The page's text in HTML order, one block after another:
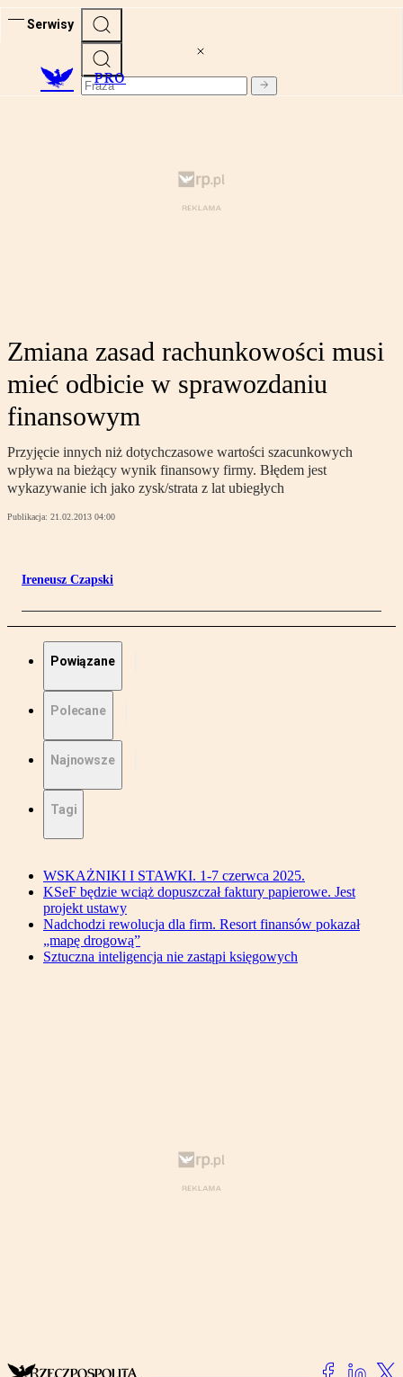
Serwisy
PRO
Zmiana zasad rachunkowości musi
mieć odbicie w sprawozdaniu
finansowym
Przyjęcie innych niż dotychczasowe wartości szacunkowych
wpływa na bieżący wynik finansowy firmy. Błędem jest
wykazywanie ich jako zysk/strata z lat ubiegłych
Publikacja: 21.02.2013 04:00
Ireneusz Czapski
Powiązane
Polecane
Najnowsze
Tagi
WSKAŻNIKI I STAWKI. 1-7 czerwca 2025.
KSeF będzie wciąż dopuszczał faktury papierowe. Jest
projekt ustawy
Nadchodzi rewolucja dla firm. Resort finansów pokazał
„mapę drogową”
Sztuczna inteligencja nie zastąpi księgowych